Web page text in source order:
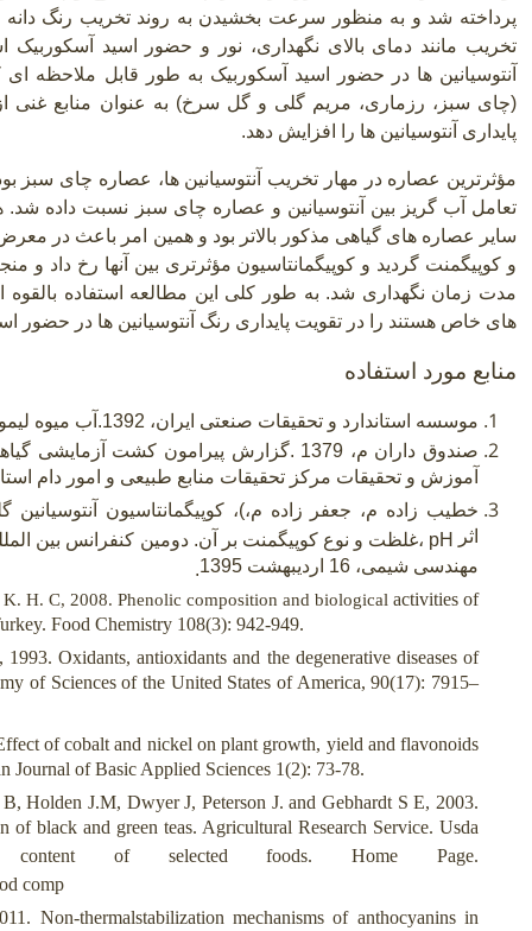
پرداخته شد و به منظور سرعت بخشیدن به روند تخریب رنگ دانه
تخریب مانند دمای بالای نگهداری، نور و حضور اسید آسکوربیک
آنتوسیانین ها در حضور اسید آسکوربیک به طور قابل ملاحظه
(چای سبز، رزماری، مریم گلی و گل سرخ) به عنوان منابع غنی
پایداری آنتوسیانین ها را افزایش دهد.
مؤثرترین عصاره در مهار تخریب آنتوسیانین ها، عصاره چای سبز
تعامل آب گریز بین آنتوسیانین و عصاره چای سبز نسبت داده
سایر عصاره های گیاهی مذکور بالاتر بود و همین امر باعث در
و کوپیگمنت گردید و کوپیگمانتاسیون مؤثرتری بین آنها رخ داد و
مدت زمان نگهداری شد. به طور کلی این مطالعه استفاده
های خاص هستند را در تقویت پایداری رنگ آنتوسیانین ها در حضور
منابع مورد استفاده
موسسه استاندارد و تحقیقات صنعتی ایران، 1392.آب میوه لیمو ترش– ویژگی ها، استاندارد شماره 117
صندوق داران م، 1379 .گزارش پیرامون کشت
آموزش و تحقیقات مرکز تحقیقات منابع طبیعی و امور دام
خطیب زاده م، جعفر زاده م،)، کوپیگمانتاسیون
اثر pH ،غلظت و نوع کوپیگمنت بر آن. دومین کنفرانس بین
مهندسی شیمی، 16 اردیبهشت 1395 .
H. C, 2008. Phenolic composition and biological activities of
Food Chemistry 108(3): 942-949.
Oxidants, antioxidants and the degenerative diseases of
of Sciences of the United States of America, 90(17): 7915–
of cobalt and nickel on plant growth, yield and flavonoids
Journal of Basic Applied Sciences 1(2): 73-78.
Holden J.M, Dwyer J, Peterson J. and Gebhardt S E, 2003.
black and green teas. Agricultural Research Service. Usda
of selected foods. Home Page.
comp
Non-thermalstabilization mechanisms of anthocyanins in